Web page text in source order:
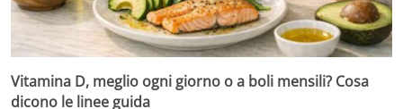
Vitamina D, meglio ogni giorno o a boli mensili? Cosa
dicono le linee guida